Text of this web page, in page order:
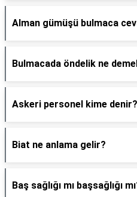
Alman gümüşü bulmaca
Bulmacada öndelik ne
Askeri personel kime denir?
Biat ne anlama gelir?
Baş sağlığı mı başsağlığı